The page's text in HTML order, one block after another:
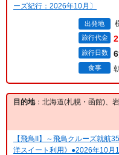
ーズ紀行：2026年10月〕
出発地
旅行代金
旅行日数
食事
目的地：北海道(札幌・函館)、
【飛鳥II】～飛鳥クルーズ就航
洋スイート利用》●2026年10